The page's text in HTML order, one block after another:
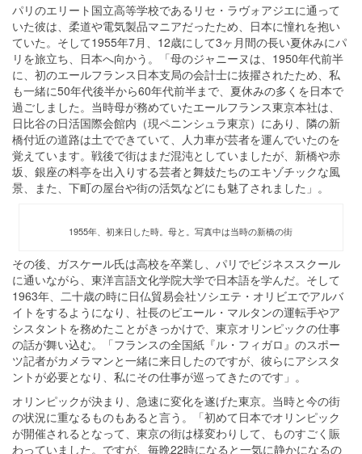
パリのエリート国立高等学校であるリセ・ラヴォアジエに通って
いた彼は、柔道や電気製品マニアだったため、日本に憧れを抱い
ていた。そして1955年7月、12歳にして3ヶ月間の長い夏休みにパ
リを旅立ち、日本へ向かう。「母のジャニーヌは、1950年代前半
に、初のエールフランス日本支局の会計士に抜擢されたため、私
も一緒に50年代後半から60年代前半まで、夏休みの多くを日本で
過ごしました。当時母が務めていたエールフランス東京本社は、
日比谷の日活国際会館内（現ペニンシュラ東京）にあり、隣の新
橋付近の道路は土でできていて、人力車が芸者を運んでいたのを
覚えています。戦後で街はまだ混沌としていましたが、新橋や赤
坂、銀座の料亭を出入りする芸者と舞妓たちのエキゾチックな風
景、また、下町の屋台や街の活気などにも魅了されました」。
1955年、初来日した時。母と。写真中は当時の新橋の街
その後、ガスケール氏は高校を卒業し、パリでビジネススクール
に通いながら、東洋言語文化学院大学で日本語を学んだ。そして
1963年、二十歳の時に日仏貿易会社ソシエテ・オリビエでアルバ
イトをするようになり、社長のピエール・マルタンの運転手やア
シスタントを務めたことがきっかけで、東京オリンピックの仕事
の話が舞い込む。「フランスの全国紙『ル・フィガロ』のスポー
ツ記者がカメラマンと一緒に来日したのですが、彼らにアシスタ
ントが必要となり、私にその仕事が巡ってきたのです」。
オリンピックが決まり、急速に変化を遂げた東京。当時と今の街
の状況に重なるものもあると言う。「初めて日本でオリンピック
が開催されるとなって、東京の街は様変わりして、ものすごく賑
わっていました。ですが、毎晩22時になると一気に静かになるの